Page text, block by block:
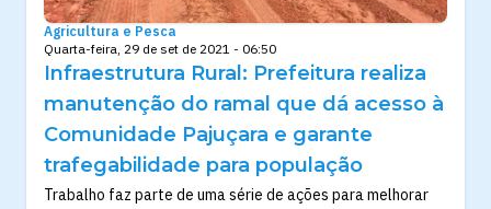
Agricultura e Pesca
Quarta-feira, 29 de set de 2021 - 06:50
Infraestrutura Rural: Prefeitura realiza
manutenção do ramal que dá acesso à
Comunidade Pajuçara e garante
trafegabilidade para população
Trabalho faz parte de uma série de ações para melhorar